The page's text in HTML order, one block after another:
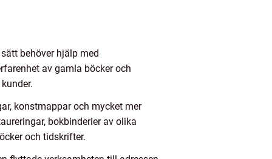
behöver hjälp med
av gamla böcker och
konstmappar och mycket mer
bokbinderier av olika
och tidskrifter.